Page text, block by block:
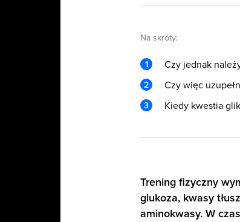
Na skróty:
Czy jednak
Czy więc
Kiedy kwestia
Trening fizyczny
glukoza, kwasy
aminokwasy. W